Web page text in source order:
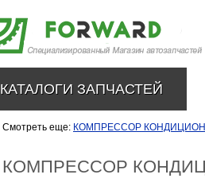
Смотреть еще: КОМПРЕССОР
КОМПРЕССОР
КАТАЛОГИ ЗАПЧАСТЕЙ